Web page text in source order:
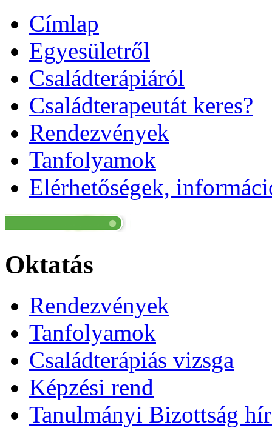
Címlap
Egyesületről
Családterápiáról
Családterapeutát keres?
Rendezvények
Tanfolyamok
Elérhetőségek,
Oktatás
Rendezvények
Tanfolyamok
Családterápiás vizsga
Képzési rend
Tanulmányi Bizottság